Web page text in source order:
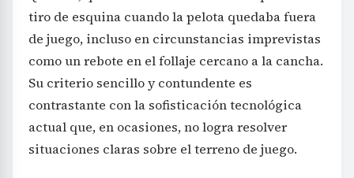
tiro de esquina cuando la pelota quedaba fuera
de juego, incluso en circunstancias imprevistas
como un rebote en el follaje cercano a la cancha.
Su criterio sencillo y contundente es
contrastante con la sofisticación tecnológica
actual que, en ocasiones, no logra resolver
situaciones claras sobre el terreno de juego.